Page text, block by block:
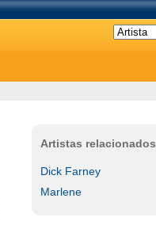
Artistas relacionados
Dick Farney
Marlene